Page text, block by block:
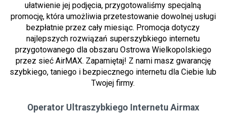
ułatwienie jej podjęcia, przygotowaliśmy specjalną
promocję, która umożliwia przetestowanie dowolnej usługi
bezpłatnie przez cały miesiąc. Promocja dotyczy
najlepszych rozwiązań superszybkiego internetu
przygotowanego dla obszaru Ostrowa Wielkopolskiego
przez sieć AirMAX. Zapamiętaj! Z nami masz gwarancję
szybkiego, taniego i bezpiecznego internetu dla Ciebie lub
Twojej firmy.
Operator Ultraszybkiego Internetu Airmax